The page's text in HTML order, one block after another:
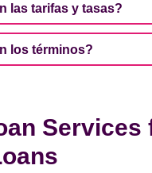
las tarifas y tasas?
los términos?
Services